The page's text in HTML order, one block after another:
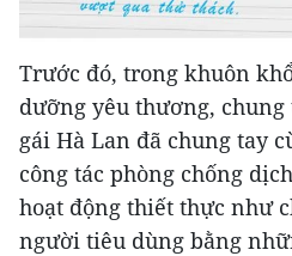
Trước đó, trong khuôn
dưỡng yêu thương, chung
gái Hà Lan đã chung tay
công tác phòng chống
hoạt động thiết thực như
người tiêu dùng bằng